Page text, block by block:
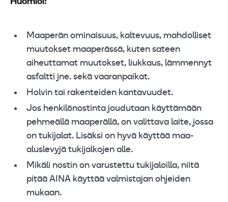
Maaperän ominaisuus, kaltevuus, mahdolliset
muutokset maaperässä, kuten sateen
aiheuttamat muutokset, liukkaus, lämmennyt
asfaltti jne. sekä vaaranpaikat.
Holvin tai rakenteiden kantavuudet.
Jos henkilönostinta joudutaan käyttämään
pehmeällä maaperällä, on valittava laite, jossa
on tukijalat. Lisäksi on hyvä käyttää maa-
aluslevyjä tukijalkojen alle.
Mikäli nostin on varustettu tukijaloilla, niitä
pitää AINA käyttää valmistajan ohjeiden
mukaan.